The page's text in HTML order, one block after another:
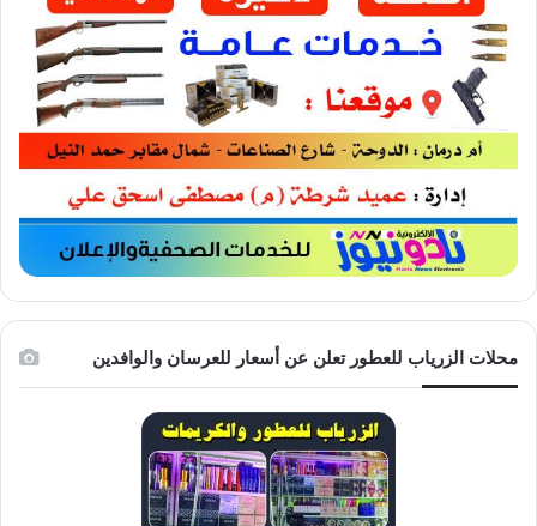
محلات الزرياب للعطور تعلن عن أسعار للعرسان والوافدين